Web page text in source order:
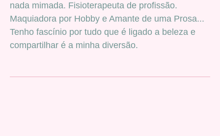
nada mimada. Fisioterapeuta de profissão.
Maquiadora por Hobby e Amante de uma Prosa...
Tenho fascínio por tudo que é ligado a beleza e
compartilhar é a minha diversão.